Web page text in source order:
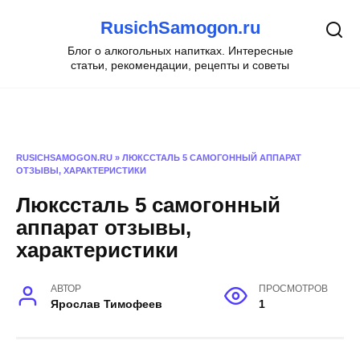
содержанию
RusichSamogon.ru
Блог о алкогольных напитках. Интересные
статьи, рекомендации, рецепты и советы
RUSICHSAMOGON.RU » ЛЮКССТАЛЬ 5 САМОГОННЫЙ АППАРАТ
ОТЗЫВЫ, ХАРАКТЕРИСТИКИ
Люкссталь 5 самогонный
аппарат отзывы,
характеристики
АВТОР
Ярослав Тимофеев
ПРОСМОТРОВ
1